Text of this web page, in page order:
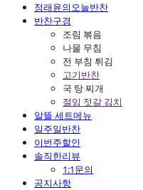
정래윤의오늘반찬
반찬구경
조림 볶음
나물 무침
전 부침 튀김
고기반찬
국 탕 찌개
절임 젓갈 김치
알뜰 세트메뉴
일주일반찬
이번주할인
솔직한리뷰
1:1문의
공지사항